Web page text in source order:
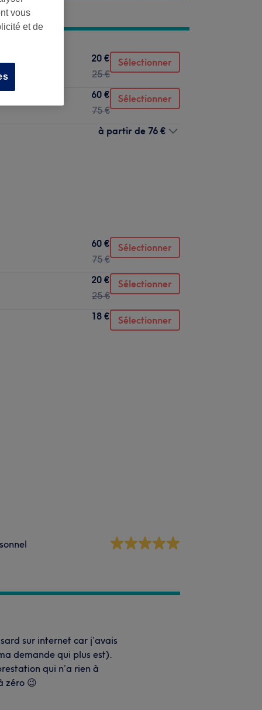
20 €
25 €
Sélectionner
60 €
75 €
Sélectionner
à partir de 76 €
60 €
75 €
Sélectionner
20 €
25 €
Sélectionner
18 € Sélectionner
sur internet car j’avais
demande qui plus est).
qui n’a rien à
zéro 😉
vous
et de